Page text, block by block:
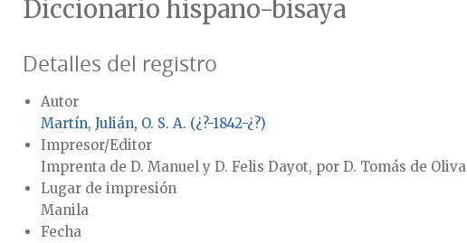
Diccionario hispano-bisaya
Detalles del registro
Autor
Martín, Julián, O. S. A. (¿?-1842-¿?)
Impresor/Editor
Imprenta de D. Manuel y D. Felis Dayot, por D. Tomás de Oliva
Lugar de impresión
Manila
Fecha